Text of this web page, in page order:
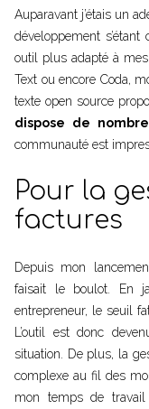
Auparavant j’étais un
développement
outil plus adapté à
Text ou encore Coda,
texte open source
dispose de
communauté est
Pour la
factures
Depuis mon
faisait le boulot. En
entrepreneur, le seuil
L’outil est donc
situation. De plus, la
complexe au fil des
mon temps de